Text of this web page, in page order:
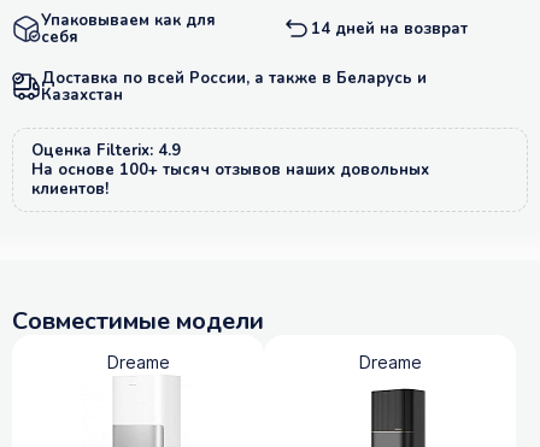
Упаковываем как для
себя 14 дней на возврат
Доставка по всей России, а также в Беларусь и
Казахстан
Оценка Filterix: 4.9
На основе 100+ тысяч отзывов наших довольных
клиентов!
Совместимые модели
Dreame Dreame